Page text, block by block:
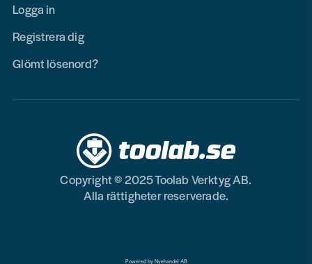
Logga in
Registrera dig
Glömt lösenord?
Copyright © 2025 Toolab Verktyg AB.
Alla rättigheter reserverade.
Powered by Nyehandel AB